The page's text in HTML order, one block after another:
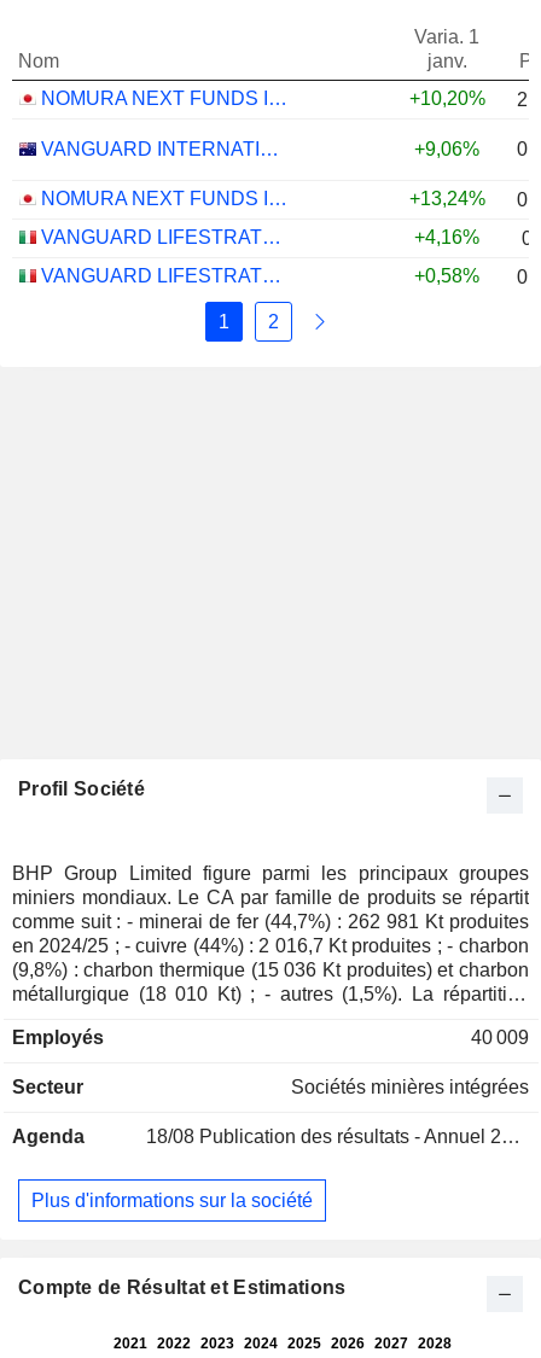
Nom
Varia. 1
janv.
NOMURA NEXT FUNDS INTERNATIONAL EQUITY MSCI-KOKUSAI (YEN-HEDGED) ETF - JPY
+10,20%
VANGUARD INTERNATIONAL EQUITY INDEX FUNDS - VANGUARD FTSE ALL-WORLD EX-US ETF +9,06%
NOMURA NEXT FUNDS INTERNATIONAL EQUITY MSCI-KOKUSAI (UNHEDGED) ETF - JPY +13,24%
VANGUARD LIFESTRATEGY 40% EQUITY UCITS ETF - DISTRIBUTING - EUR
+4,16%
VANGUARD LIFESTRATEGY 20% EQUITY UCITS ETF - DISTRIBUTING - EUR
+0,58%
1 2
Profil Société
BHP Group Limited figure parmi les principaux groupes
miniers mondiaux. Le CA par famille de produits se répartit
comme suit : - minerai de fer (44,7%) : 262 981 Kt produites
en 2024/25 ; - cuivre (44%) : 2 016,7 Kt produites ; - charbon
(9,8%) : charbon thermique (15 036 Kt produites) et charbon
métallurgique (18 010 Kt) ; - autres (1,5%). La répartition
(62,6%), Japon (8,1%), Corée du Sud (5,2%), Inde (5,2%),
Amérique du Sud (0,8%).
Employés 40 009
Secteur Sociétés minières intégrées
Agenda 18/08 Publication des résultats - Annuel 2026
Plus d'informations sur la société
Compte de Résultat et Estimations